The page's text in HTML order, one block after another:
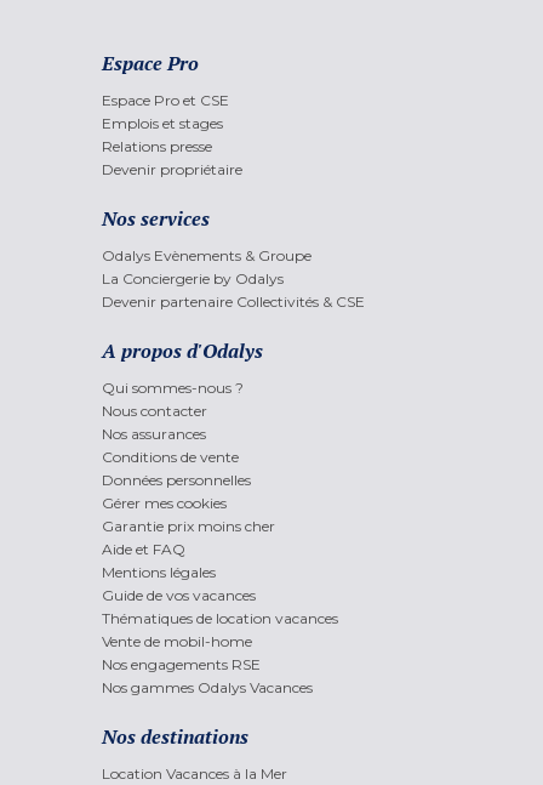
Espace Pro
Espace Pro et CSE
Emplois et stages
Relations presse
Devenir propriétaire
Nos services
Odalys Evènements & Groupe
La Conciergerie by Odalys
Devenir partenaire Collectivités & CSE
A propos d'Odalys
Qui sommes-nous ?
Nous contacter
Nos assurances
Conditions de vente
Données personnelles
Gérer mes cookies
Garantie prix moins cher
Aide et FAQ
Mentions légales
Guide de vos vacances
Thématiques de location vacances
Vente de mobil-home
Nos engagements RSE
Nos gammes Odalys Vacances
Nos destinations
Location Vacances à la Mer